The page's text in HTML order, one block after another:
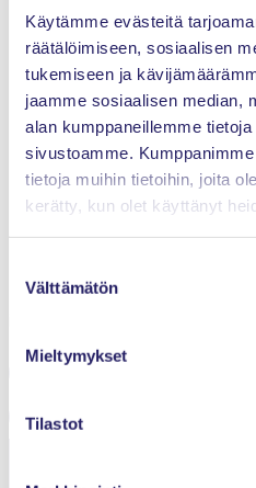
Käytämme evästeitä
räätälöimiseen, sosiaalisen
tukemiseen ja
jaamme sosiaalisen median,
alan kumppaneillemme
sivustoamme.
tietoja muihin tietoihin, joita
kerätty, kun olet käyttänyt
valinta
Välttämätön
Mieltymykset
Tilastot
Kai
DI,
Jaa Facebookissa
Jaa LinkedInissä